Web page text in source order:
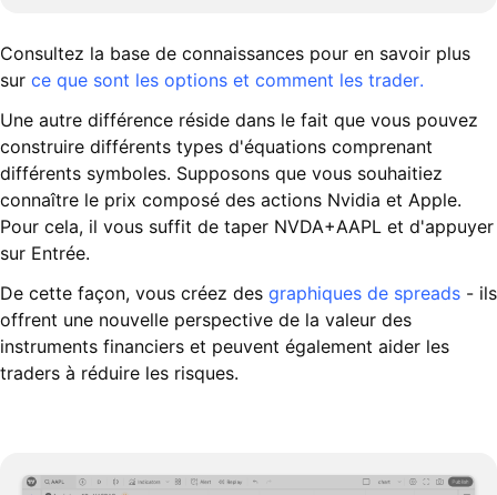
Consultez la base de connaissances pour en savoir plus
sur ce que sont les options et comment les trader.
Une autre différence réside dans le fait que vous pouvez
construire différents types d'équations comprenant
différents symboles. Supposons que vous souhaitiez
connaître le prix composé des actions Nvidia et Apple.
Pour cela, il vous suffit de taper NVDA+AAPL et d'appuyer
sur Entrée.
De cette façon, vous créez des graphiques de spreads - ils
offrent une nouvelle perspective de la valeur des
instruments financiers et peuvent également aider les
traders à réduire les risques.